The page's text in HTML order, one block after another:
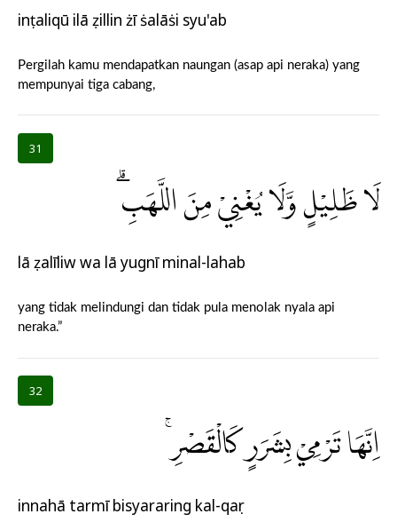
inṭaliqū ilā ẓillin żī ṡalāṡi syu'ab
Pergilah kamu mendapatkan naungan (asap api neraka) yang
mempunyai tiga cabang,
31
لَا ظَلِيْلٍ وَّلَا يُغْنِيْ مِنَ اللَّهَبِۗ
lā ẓalīliw wa lā yugnī minal-lahab
yang tidak melindungi dan tidak pula menolak nyala api
neraka.”
32
اِنَّهَا تَرْمِيْ بِشَرَرٍ كَالْقَصْرِۚ
innahā tarmī bisyararing kal-qaṣr